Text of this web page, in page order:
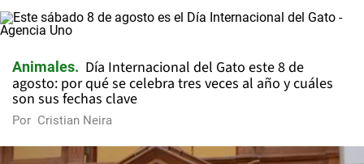
Animales
Día Internacional del Gato este 8 de
agosto: por qué se celebra tres veces al año y cuáles
son sus fechas clave
Por Cristian Neira